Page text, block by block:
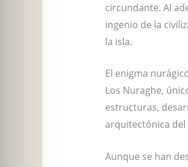
circundante. Al
ingenio de la
la isla.
El enigma
Los Nuraghe,
estructuras,
arquitectónica del
Aunque se han